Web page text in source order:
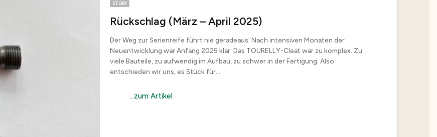
STORY
Rückschlag (März – April 2025)
Der Weg zur Serienreife führt nie geradeaus. Nach intensiven Monaten der
Neuentwicklung war Anfang 2025 klar: Das TOURELLY-Cleat war zu komplex. Zu
viele Bauteile, zu aufwendig im Aufbau, zu schwer in der Fertigung. Also
entschieden wir uns, es Stück für...
...zum Artikel